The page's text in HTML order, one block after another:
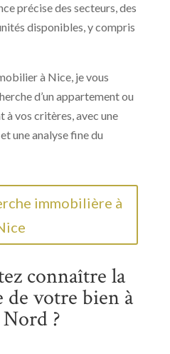
précise des secteurs, des
disponibles, y compris
à Nice, je vous
d’un appartement ou
à vos critères, avec une
une analyse fine du
immobilière à
connaître la
de votre bien à
?